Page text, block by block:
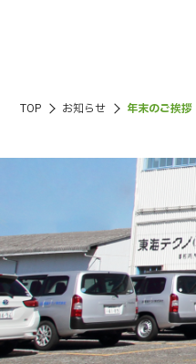
TOP お知らせ 年末のご挨拶